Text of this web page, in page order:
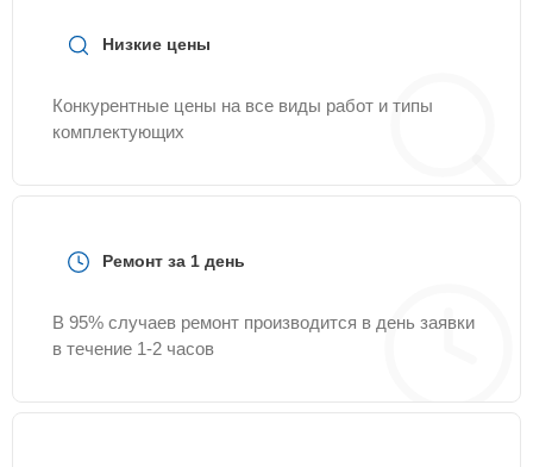
Низкие цены
Конкурентные цены на все виды работ и типы
комплектующих
Ремонт за 1 день
В 95% случаев ремонт производится в день заявки
в течение 1-2 часов